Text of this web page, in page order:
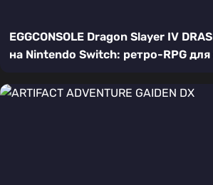
EGGCONSOLE Dragon Slayer IV
на Nintendo Switch: ретро-RPG